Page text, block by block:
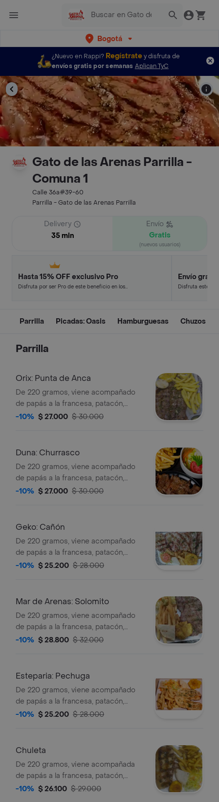
Bogotá
¿Nuevo en Rappi? Regístratey disfruta de
envíos gratis por semanas Aplican TyC
Gato de las Arenas Parrilla -
Comuna 1
Calle 36a#39-60
Parrilla - Gato de las Arenas Parrilla
Delivery
35 min
Envío
Gratis
(nuevos usuarios)
Hasta 15% OFF exclusivo Pro
Disfruta por ser Pro de este beneficio en los
Envío
Disfruta este
Parrilla Picadas: Oasis Hamburguesas Chuzos
Parrilla
Orix: Punta de Anca
De 220 gramos, viene acompañado
de papás a la francesa, patacón,
arepa y ensalada.
-10% $ 27.000 $ 30.000
Duna: Churrasco
De 220 gramos, viene acompañado
de papás a la francesa, patacón,
arepa y ensalada.
-10% $ 27.000 $ 30.000
Geko: Cañón
De 220 gramos, viene acompañado
de papás a la francesa, patacón,
arepa y ensalada.
-10% $ 25.200 $ 28.000
Mar de Arenas: Solomito
De 220 gramos, viene acompañado
de papás a la francesa, patacón,
arepa y ensalada.
-10% $ 28.800 $ 32.000
Esteparia: Pechuga
De 220 gramos, viene acompañado
de papás a la francesa, patacón,
arepa y ensalada.
-10% $ 25.200 $ 28.000
Chuleta
De 220 gramos, viene acompañada
de papás a la francesa, patacón,
arepa y ensalada.
-10% $ 26.100 $ 29.000